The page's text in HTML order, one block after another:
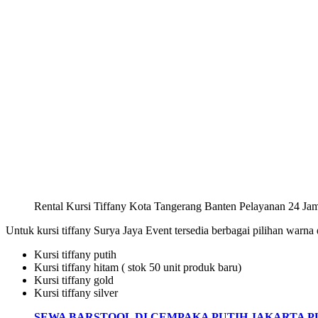
Rental Kursi Tiffany Kota Tangerang Banten Pelayanan 24
Untuk kursi tiffany Surya Jaya Event tersedia berbagai pilihan warna
Kursi tiffany putih
Kursi tiffany hitam ( stok 50 unit produk baru)
Kursi tiffany gold
Kursi tiffany silver